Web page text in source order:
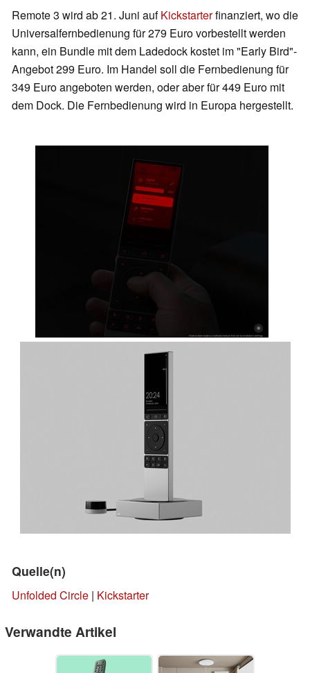
Remote 3 wird ab 21. Juni aufKickstarterfinanziert, wo die
Universalfernbedienung für 279 Euro vorbestellt werden
kann, ein Bundle mit dem Ladedock kostet im "Early Bird"-
Angebot 299 Euro. Im Handel soll die Fernbedienung für
349 Euro angeboten werden, oder aber für 449 Euro mit
dem Dock. Die Fernbedienung wird in Europa hergestellt.
Quelle(n)
Unfolded Circle | Kickstarter
Verwandte Artikel